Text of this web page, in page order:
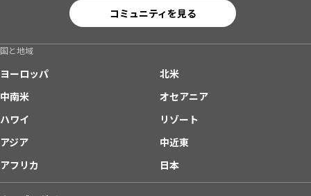
コミュニティを見る
国と地域
ヨーロッパ
北米
中南米
オセアニア
ハワイ
リゾート
アジア
中近東
アフリカ
日本